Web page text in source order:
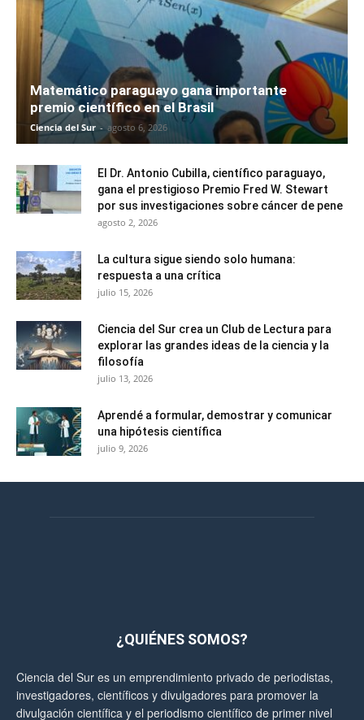
Matemático paraguayo gana importante
premio científico en el Brasil
Ciencia del Sur - agosto 6, 2026
El Dr. Antonio Cubilla, científico paraguayo,
gana el prestigioso Premio Fred W. Stewart
por sus investigaciones sobre cáncer de pene
agosto 2, 2026
La cultura sigue siendo solo humana:
respuesta a una crítica
julio 15, 2026
Ciencia del Sur crea un Club de Lectura para
explorar las grandes ideas de la ciencia y la
filosofía
julio 13, 2026
Aprendé a formular, demostrar y comunicar
una hipótesis científica
julio 9, 2026
¿QUIÉNES SOMOS?
Ciencia del Sur es un emprendimiento privado de periodistas,
investigadores, científicos y divulgadores para promover la
divulgación científica y el periodismo científico de primer nivel